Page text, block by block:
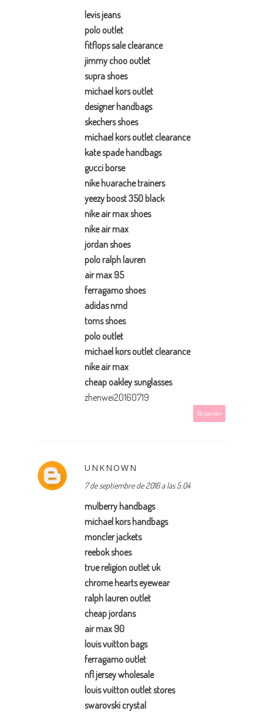
levis jeans
polo outlet
fitflops sale clearance
jimmy choo outlet
supra shoes
michael kors outlet
designer handbags
skechers shoes
michael kors outlet clearance
kate spade handbags
gucci borse
nike huarache trainers
yeezy boost 350 black
nike air max shoes
nike air max
jordan shoes
polo ralph lauren
air max 95
ferragamo shoes
adidas nmd
toms shoes
polo outlet
michael kors outlet clearance
nike air max
cheap oakley sunglasses
zhenwei20160719
Responder
UNKNOWN
7 de septiembre de 2016 a las 5:04
mulberry handbags
michael kors handbags
moncler jackets
reebok shoes
true religion outlet uk
chrome hearts eyewear
ralph lauren outlet
cheap jordans
air max 90
louis vuitton bags
ferragamo outlet
nfl jersey wholesale
louis vuitton outlet stores
swarovski crystal